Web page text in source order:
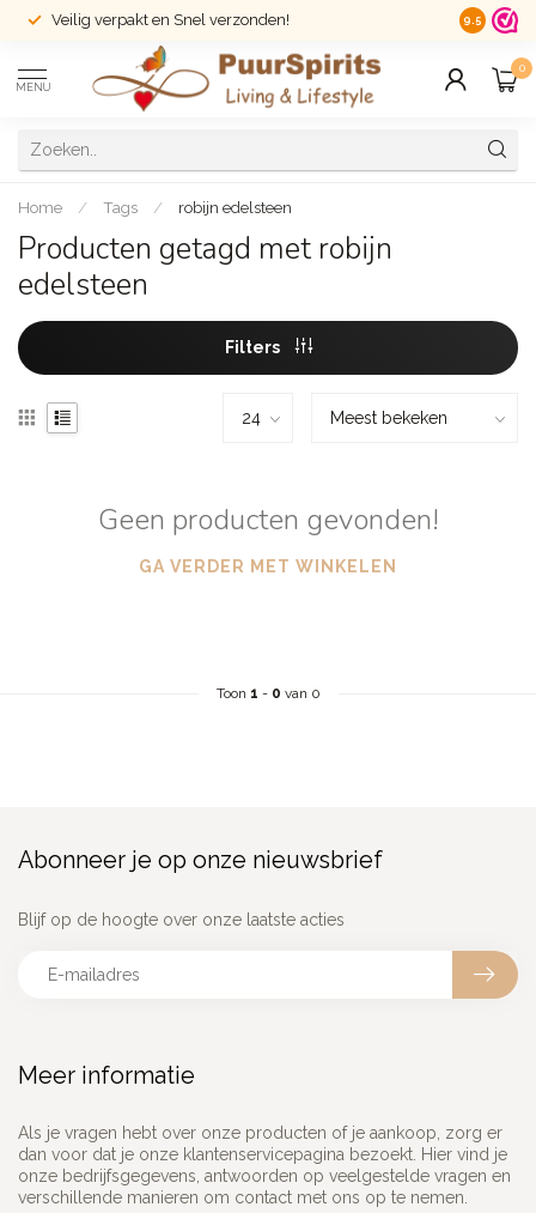
Veilig verpakt en Snel verzonden! 14 dagen
9.5
MENU
0
Home / Tags / robijn edelsteen
Producten getagd met robijn
edelsteen
Filters
Geen producten gevonden!
GA VERDER MET WINKELEN
Toon 1 - 0 van 0
Meer informatie
Als je vragen hebt over onze producten of je aankoop, zorg er
dan voor dat je onze klantenservicepagina bezoekt. Hier vind je
onze bedrijfsgegevens, antwoorden op veelgestelde vragen en
verschillende manieren om contact met ons op te nemen.
Abonneer je op onze nieuwsbrief
Blijf op de hoogte over onze laatste acties